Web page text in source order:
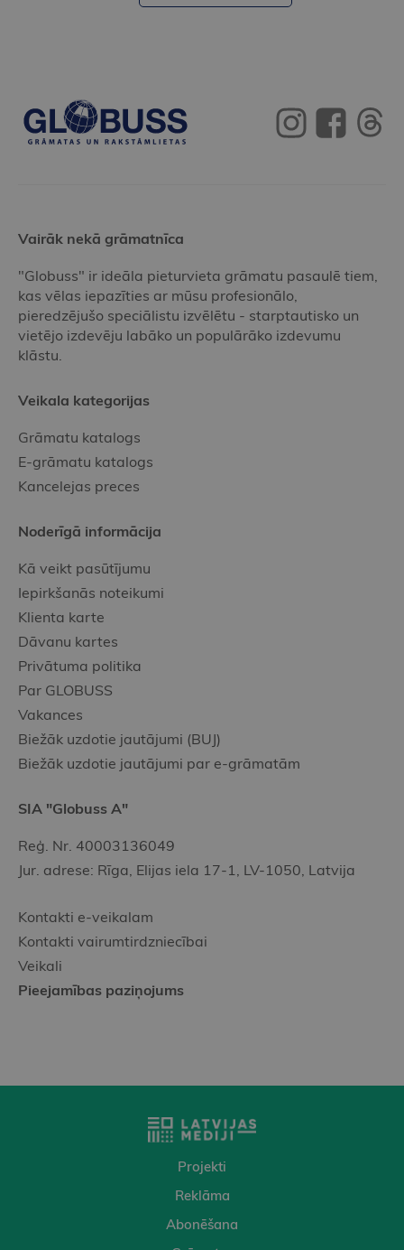
Vairāk nekā grāmatnīca
"Globuss" ir ideāla pieturvieta grāmatu pasaulē tiem,
kas vēlas iepazīties ar mūsu profesionālo,
pieredzējušo speciālistu izvēlētu - starptautisko un
vietējo izdevēju labāko un populārāko izdevumu
klāstu.
Veikala kategorijas
Grāmatu katalogs
E-grāmatu katalogs
Kancelejas preces
Noderīgā informācija
Kā veikt pasūtījumu
Iepirkšanās noteikumi
Klienta karte
Dāvanu kartes
Privātuma politika
Par GLOBUSS
Vakances
Biežāk uzdotie jautājumi (BUJ)
Biežāk uzdotie jautājumi par e-grāmatām
SIA "Globuss A"
Reģ. Nr. 40003136049
Jur. adrese: Rīga, Elijas iela 17-1, LV-1050, Latvija
Kontakti e-veikalam
Kontakti vairumtirdzniecībai
Veikali
Pieejamības paziņojums
Projekti
Reklāma
Abonēšana